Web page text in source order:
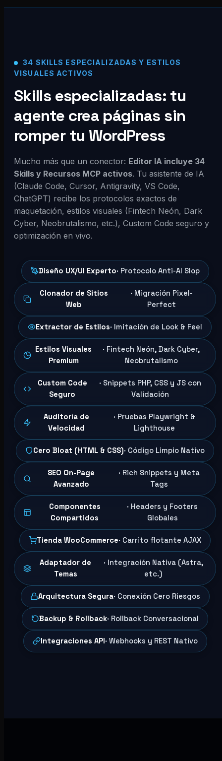
34 SKILLS ESPECIALIZADAS Y ESTILOS
VISUALES ACTIVOS
Skills especializadas: tu
agente crea páginas sin
romper tu WordPress
Mucho más que un conector: Editor IA incluye 34
Skills y Recursos MCP activos. Tu asistente de IA
(Claude Code, Cursor, Antigravity, VS Code,
ChatGPT) recibe los protocolos exactos de
maquetación, estilos visuales (Fintech Neón, Dark
Cyber, Neobrutalismo, etc.), Custom Code seguro y
optimización en vivo.
Diseño UX/UI Experto· Protocolo Anti-AI Slop
Clonador de Sitios
Web
· Migración Pixel-
Perfect
Extractor de Estilos· Imitación de Look & Feel
Estilos Visuales
Premium
· Fintech Neón, Dark Cyber,
Neobrutalismo
Custom Code
Seguro
· Snippets PHP, CSS y JS con
Validación
Auditoría de
Velocidad
· Pruebas Playwright &
Lighthouse
Cero Bloat (HTML & CSS)· Código Limpio Nativo
SEO On-Page
Avanzado
· Rich Snippets y Meta
Tags
Componentes
Compartidos
· Headers y Footers
Globales
Tienda WooCommerce· Carrito flotante AJAX
Adaptador de
Temas
· Integración Nativa (Astra,
etc.)
Arquitectura Segura· Conexión Cero Riesgos
Backup & Rollback· Rollback Conversacional
Integraciones API· Webhooks y REST Nativo